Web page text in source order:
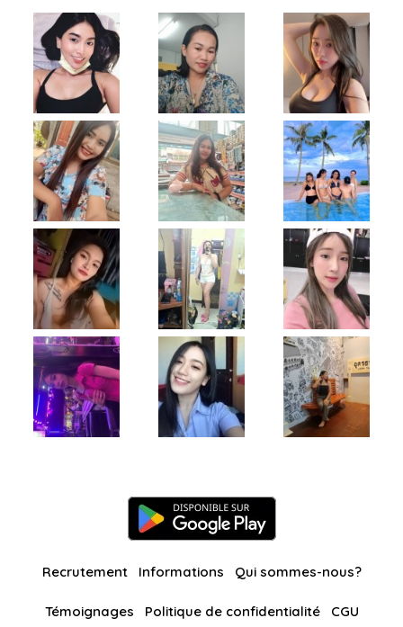
Recrutement Informations Qui sommes-nous?
Témoignages Politique de confidentialité CGU